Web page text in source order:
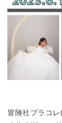
冒険社プラコ